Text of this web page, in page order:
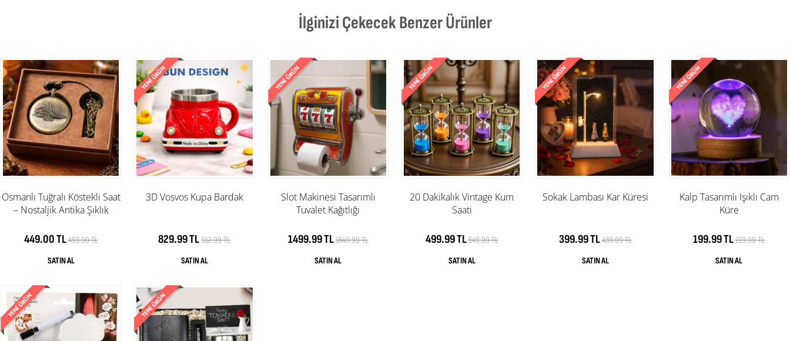
İlginizi Çekecek Benzer Ürünler
Osmanlı Tuğralı Köstekli Saat
– Nostaljik Antika Şıklık
449.00 TL493.90 TL
3D Vosvos Kupa Bardak
829.99 TL912.99 TL
Slot Makinesi Tasarımlı
Tuvalet Kağıtlığı
1499.99 TL1649.99 TL
20 Dakikalık Vintage Kum
Saati
499.99 TL549.99 TL
Sokak Lambası Kar Küresi
399.99 TL439.99 TL
Kalp Tasarımlı Işıklı Cam
Küre
199.99 TL219.99 TL